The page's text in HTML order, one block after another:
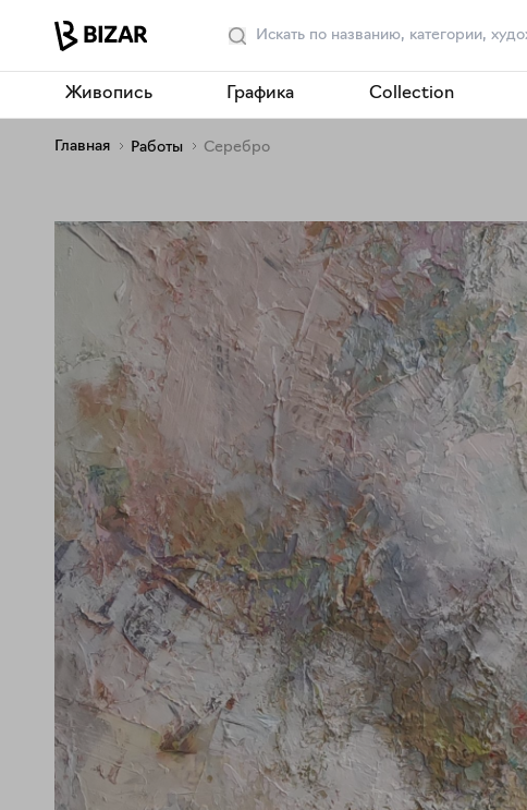
Живопись Графика Collection
Главная Работы Серебро